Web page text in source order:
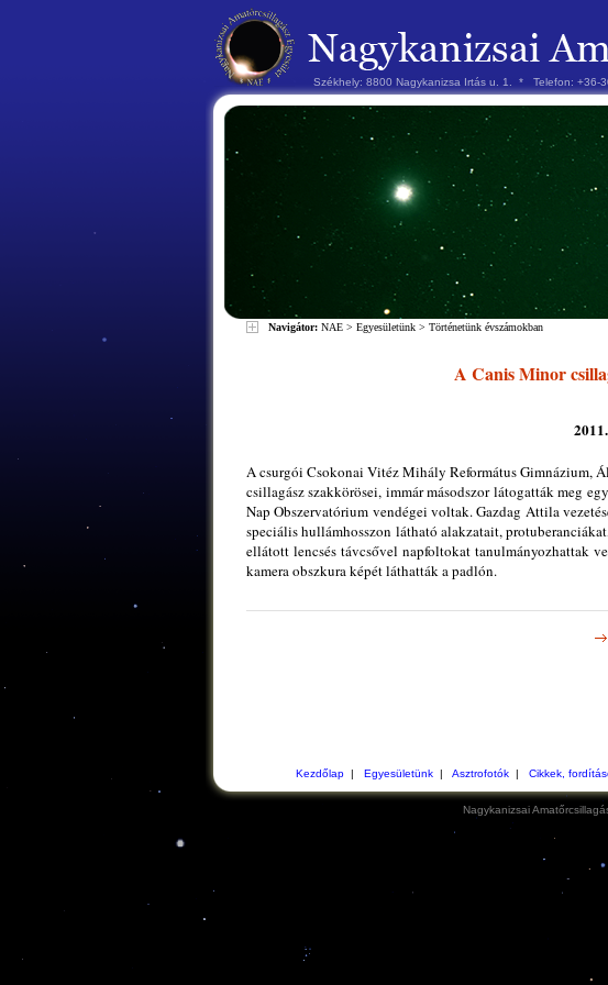
Székhely: 8800 Nagykanizsa Irtás u. 1. * Telefon:
Navigátor: NAE > Egyesületünk > Történetünk évszámokban
A Canis Minor
A csurgói Csokonai Vitéz Mihály Református Gimnázium,
csillagász szakkörösei, immár másodszor látogatták meg
Nap Obszervatórium vendégei voltak. Gazdag Attila
speciális hullámhosszon látható alakzatait,
ellátott lencsés távcsővel napfoltokat tanulmányozhattak
kamera obszkura képét láthatták a padlón.
Kezdőlap| Egyesületünk| Asztrofotók| Cikkek,
Nagykanizsai